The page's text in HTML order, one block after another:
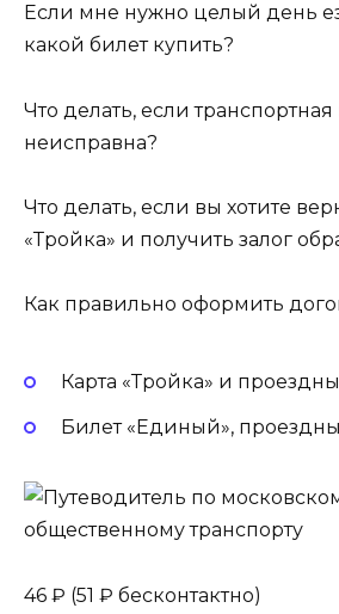
Если мне нужно целый день
какой билет купить?
Что делать, если транспортная
неисправна?
Что делать, если вы хотите
«Тройка» и получить залог
Как правильно оформить
Карта «Тройка» и
Билет «Единый»,
46 ₽ (51 ₽ бесконтактно)